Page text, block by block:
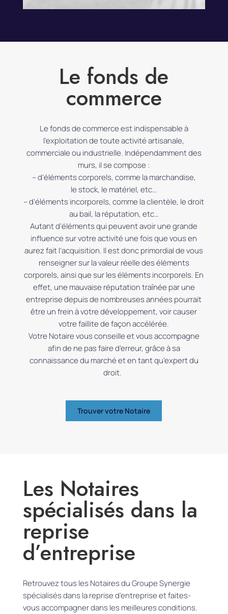
Le fonds de
commerce
Le fonds de commerce est indispensable à
l’exploitation de toute activité artisanale,
commerciale ou industrielle. Indépendamment des
murs, il se compose :
– d’éléments corporels, comme la marchandise,
le stock, le matériel, etc…
– d’éléments incorporels, comme la clientèle, le droit
au bail, la réputation, etc…
Autant d’éléments qui peuvent avoir une grande
influence sur votre activité une fois que vous en
aurez fait l’acquisition. Il est donc primordial de vous
renseigner sur la valeur réelle des éléments
corporels, ainsi que sur les éléments incorporels. En
effet, une mauvaise réputation traînée par une
entreprise depuis de nombreuses années pourrait
être un frein à votre développement, voir causer
votre faillite de façon accélérée.
Votre Notaire vous conseille et vous accompagne
afin de ne pas faire d’erreur, grâce à sa
connaissance du marché et en tant qu’expert du
droit.
Trouver votre Notaire
Les Notaires
spécialisés dans la
reprise
d’entreprise
Retrouvez tous les Notaires du Groupe Synergie
spécialisés dans la reprise d’entreprise et faites-
vous accompagner dans les meilleures conditions.